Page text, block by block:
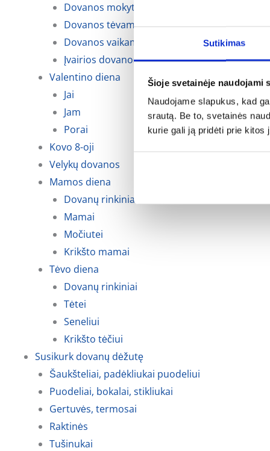
Sutikimas
Šioje svetainėje naudojami
Naudojame slapukus, kad
srautą. Be to, svetainės
kurie gali ją pridėti prie kitos
Dovanos mokytojoms, auklėtojoms
Dovanos tėvams, krikšto tėvams ir seneliams
Dovanos vaikams
Įvairios dovanos kalėdoms
Valentino diena
Jai
Jam
Porai
Kovo 8-oji
Velykų dovanos
Mamos diena
Dovanų rinkiniai
Mamai
Močiutei
Krikšto mamai
Tėvo diena
Dovanų rinkiniai
Tėtei
Seneliui
Krikšto tėčiui
Susikurk dovanų dėžutę
Šaukšteliai, padėkliukai puodeliui
Puodeliai, bokalai, stikliukai
Gertuvės, termosai
Raktinės
Tušinukai